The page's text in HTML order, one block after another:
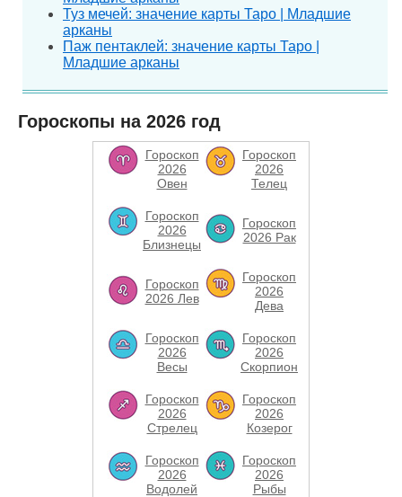
Туз мечей: значение карты Таро | Младшие
арканы
Паж пентаклей: значение карты Таро |
Младшие арканы
Гороскопы на 2026 год
Гороскоп
2026
Овен
Гороскоп
2026
Телец
Гороскоп
2026
Близнецы
Гороскоп
2026 Рак
Гороскоп
2026 Лев
Гороскоп
2026
Дева
Гороскоп
2026
Весы
Гороскоп
2026
Скорпион
Гороскоп
2026
Стрелец
Гороскоп
2026
Козерог
Гороскоп
2026
Водолей
Гороскоп
2026
Рыбы